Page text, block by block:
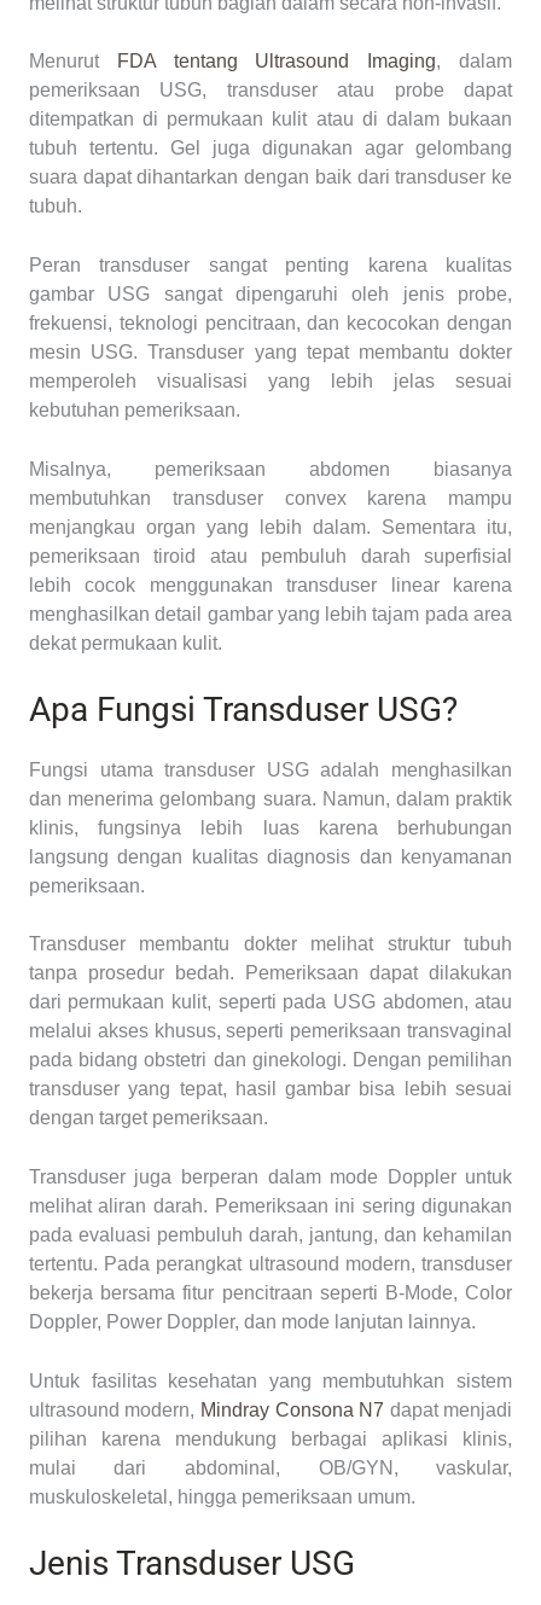
Menurut FDA tentang Ultrasound Imaging, dalam
pemeriksaan USG, transduser atau probe dapat
ditempatkan di permukaan kulit atau di dalam bukaan
tubuh tertentu. Gel juga digunakan agar gelombang
suara dapat dihantarkan dengan baik dari transduser ke
tubuh.
Peran transduser sangat penting karena kualitas
gambar USG sangat dipengaruhi oleh jenis probe,
frekuensi, teknologi pencitraan, dan kecocokan dengan
mesin USG. Transduser yang tepat membantu dokter
memperoleh visualisasi yang lebih jelas sesuai
kebutuhan pemeriksaan.
Misalnya, pemeriksaan abdomen biasanya
membutuhkan transduser convex karena mampu
menjangkau organ yang lebih dalam. Sementara itu,
pemeriksaan tiroid atau pembuluh darah superfisial
lebih cocok menggunakan transduser linear karena
menghasilkan detail gambar yang lebih tajam pada area
dekat permukaan kulit.
Apa Fungsi Transduser USG?
Fungsi utama transduser USG adalah menghasilkan
dan menerima gelombang suara. Namun, dalam praktik
klinis, fungsinya lebih luas karena berhubungan
langsung dengan kualitas diagnosis dan kenyamanan
pemeriksaan.
Transduser membantu dokter melihat struktur tubuh
tanpa prosedur bedah. Pemeriksaan dapat dilakukan
dari permukaan kulit, seperti pada USG abdomen, atau
melalui akses khusus, seperti pemeriksaan transvaginal
pada bidang obstetri dan ginekologi. Dengan pemilihan
transduser yang tepat, hasil gambar bisa lebih sesuai
dengan target pemeriksaan.
Transduser juga berperan dalam mode Doppler untuk
melihat aliran darah. Pemeriksaan ini sering digunakan
pada evaluasi pembuluh darah, jantung, dan kehamilan
tertentu. Pada perangkat ultrasound modern, transduser
bekerja bersama fitur pencitraan seperti B-Mode, Color
Doppler, Power Doppler, dan mode lanjutan lainnya.
Untuk fasilitas kesehatan yang membutuhkan sistem
ultrasound modern, Mindray Consona N7 dapat menjadi
pilihan karena mendukung berbagai aplikasi klinis,
mulai dari abdominal, OB/GYN, vaskular,
muskuloskeletal, hingga pemeriksaan umum.
Jenis Transduser USG